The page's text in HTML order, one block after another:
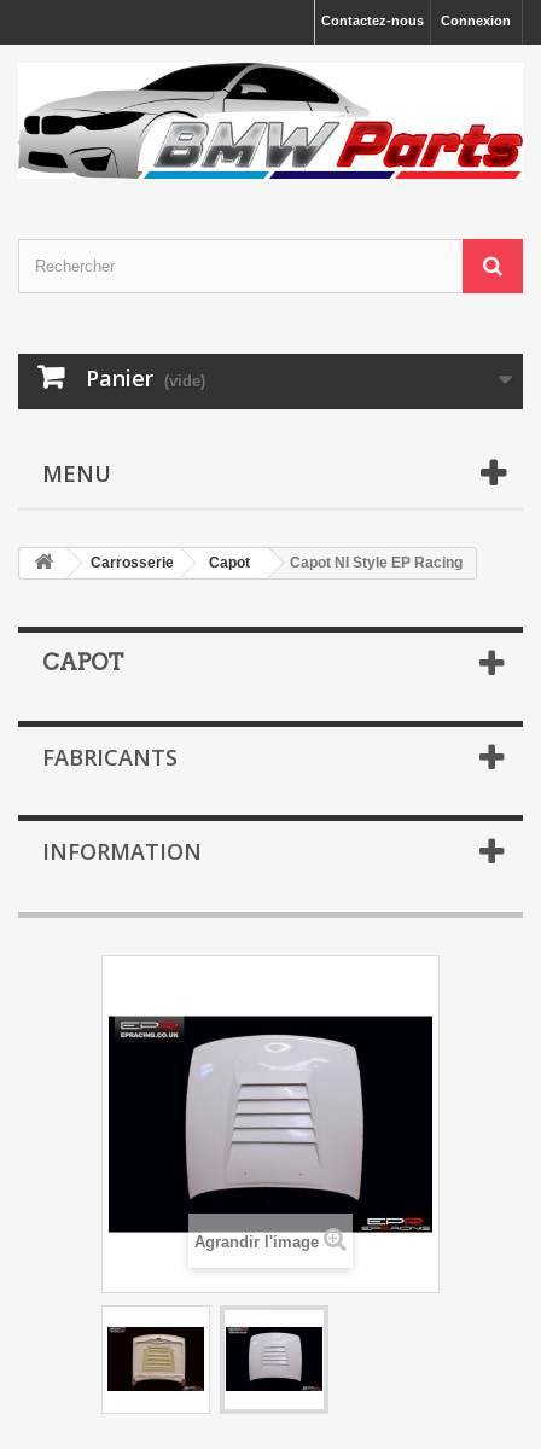
Connexion
Contactez-nous
Panier (vide)
MENU
Carrosserie Capot Capot NI Style EP Racing
CAPOT
FABRICANTS
INFORMATION
Agrandir l'image